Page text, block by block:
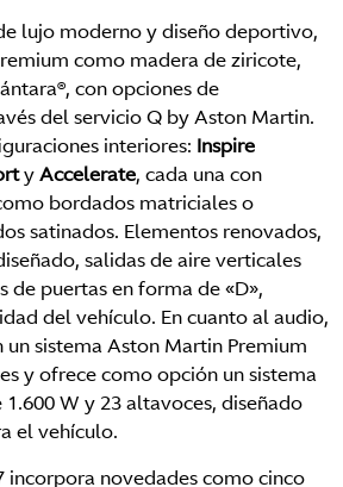
lujo moderno y diseño deportivo,
como madera de ziricote,
con opciones de
del servicio Q by Aston Martin.
interiores: Inspire
yAccelerate, cada una con
bordados matriciales o
satinados. Elementos renovados,
salidas de aire verticales
de puertas en forma de «D»,
del vehículo. En cuanto al audio,
un sistema Aston Martin Premium
y ofrece como opción un sistema
W y 23 altavoces, diseñado
el vehículo.
incorpora novedades como cinco